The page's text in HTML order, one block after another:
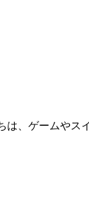
、ゲームやス